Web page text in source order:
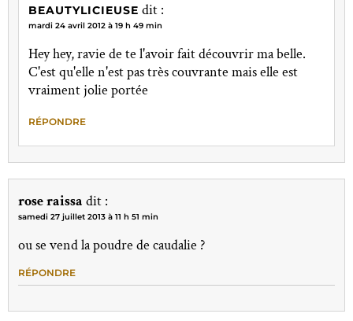
BEAUTYLICIEUSE dit :
mardi 24 avril 2012 à 19 h 49 min
Hey hey, ravie de te l'avoir fait découvrir ma belle.
C'est qu'elle n'est pas très couvrante mais elle est
vraiment jolie portée
RÉPONDRE
rose raissa dit :
samedi 27 juillet 2013 à 11 h 51 min
ou se vend la poudre de caudalie ?
RÉPONDRE